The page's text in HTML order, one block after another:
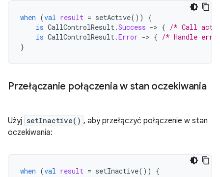
when (val result = setActive())
{
is CallControlResult.Success -> { /* Call
is CallControlResult.Error -> { /* Handle
}
Przełączanie połączenia w stan oczekiwania
Użyj setInactive() , aby przełączyć połączenie w stan
oczekiwania:
when (val result = setInactive())
{